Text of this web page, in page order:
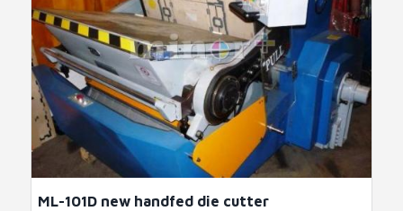
ML-101D new handfed die cutter